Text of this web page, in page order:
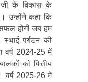
जी के विकास के
उन्होंने कहा कि
होगी जब हम
पर्यटन की
वर्ष 2024-25 में
को वित्तीय
वर्ष 2025-26 में